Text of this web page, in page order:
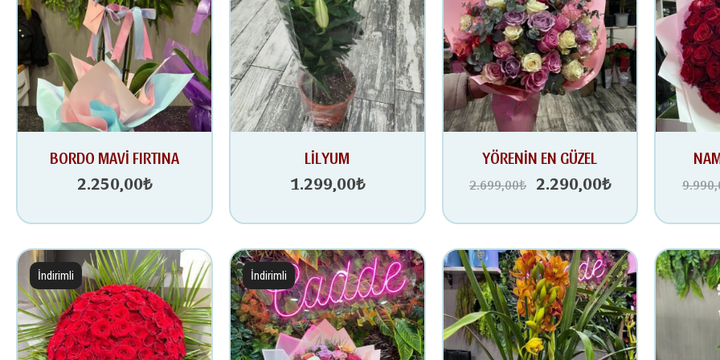
BORDO MAVİ FIRTINA
2.250,00₺
LİLYUM
1.299,00₺
YÖRENİN EN GÜZEL
2.699,00₺
Orijinal
2.699,00₺.
2.290,00₺fiyat:
İndirimli İndirimli